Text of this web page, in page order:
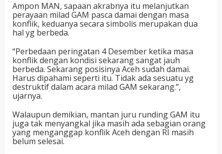
Ampon MAN, sapaan akrabnya itu melanjutkan
perayaan milad GAM pasca damai dengan masa
konflik, keduanya secara simbolis merupakan dua
hal yg berbeda.
“Perbedaan peringatan 4 Desember ketika masa
konflik dengan kondisi sekarang sangat jauh
berbeda. Sekarang posisinya Aceh sudah damai.
Harus dipahami seperti itu. Tidak ada sesuatu yg
destruktif dalam acara milad GAM sekarang.”,
ujarnya.
Walaupun demikian, mantan juru runding GAM itu
juga tak menyangkal jika masih ada sebagian orang
yang menganggap konflik Aceh dengan RI masih
belum selesai.